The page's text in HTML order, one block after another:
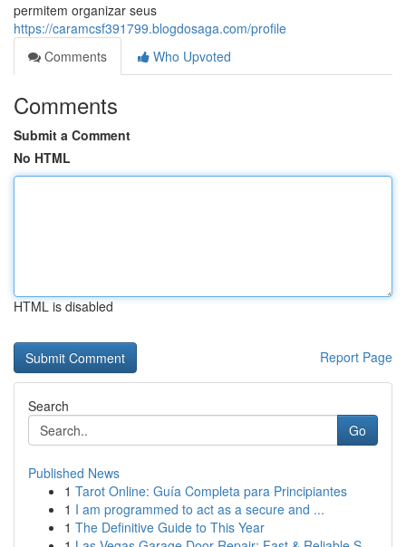
permitem organizar seus
https://caramcsf391799.blogdosaga.com/profile
Comments
Who Upvoted
Comments
Submit a Comment
No HTML
HTML is disabled
Report Page
Search
Go
Published News
1 Tarot Online: Guía Completa para Principiantes
1 I am programmed to act as a secure and ...
1 The Definitive Guide to This Year